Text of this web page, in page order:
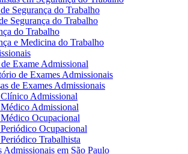
Segurança do Trabalho
Segurança do Trabalho
do Trabalho
e Medicina do Trabalho
Exame Admissional
de Exames Admissionais
de Exames Admissionais
Admissional
Admissional
Ocupacional
Ocupacional
Trabalhista
Admissionais em São Paulo